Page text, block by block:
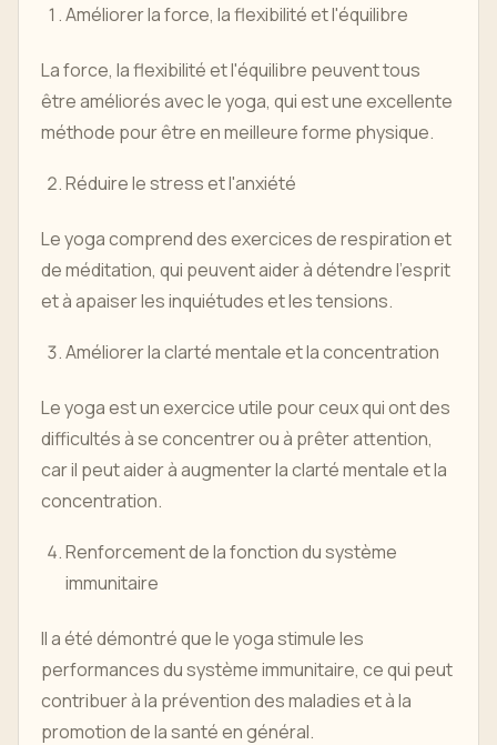
Améliorer la force, la flexibilité et l'équilibre
La force, la flexibilité et l'équilibre peuvent tous
être améliorés avec le yoga, qui est une excellente
méthode pour être en meilleure forme physique.
Réduire le stress et l'anxiété
Le yoga comprend des exercices de respiration et
de méditation, qui peuvent aider à détendre l'esprit
et à apaiser les inquiétudes et les tensions.
Améliorer la clarté mentale et la concentration
Le yoga est un exercice utile pour ceux qui ont des
difficultés à se concentrer ou à prêter attention,
car il peut aider à augmenter la clarté mentale et la
concentration.
Renforcement de la fonction du système
immunitaire
Il a été démontré que le yoga stimule les
performances du système immunitaire, ce qui peut
contribuer à la prévention des maladies et à la
promotion de la santé en général.